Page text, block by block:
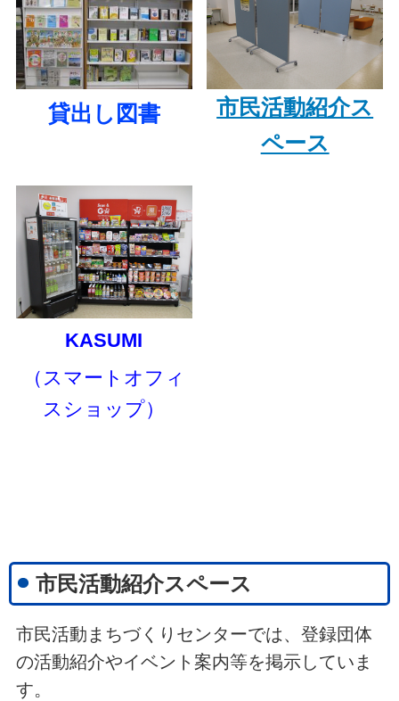
貸出し図書
市民活動紹介ス
ペース
KASUMI
（スマートオフィ
スショップ）
市民活動紹介スペース
市民活動まちづくりセンターでは、登録団体
の活動紹介やイベント案内等を掲示していま
す。